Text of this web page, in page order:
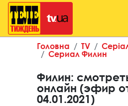
Головна TV
Сериал Филин
Филин:
онлайн (эфир
04.01.2021)